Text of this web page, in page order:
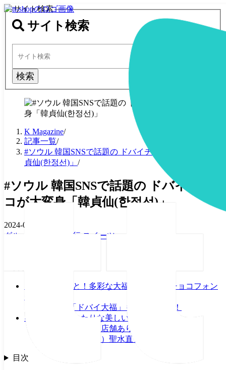
サイト検索
サイト検索
検索
K Magazine/
記事一覧/
#ソウル 韓国SNSで話題の ドバイチョコが大変身「韓
貞仙(한정선)」 /
#ソウル 韓国SNSで話題の ドバイチョ
コが大変身「韓貞仙(한정선)」
2024-09-29
グルメ
韓国旅行 スイーツ
フルーツ丸ごと！多彩な大福餅と魅惑のチョコフォン
話題の「ドバイ大福」も要チェック！
ギフトにもぴったりな美しいラッピング
聖水洞以外にも店舗あり！
韓貞仙（한정선）聖水直営店 情報
目次